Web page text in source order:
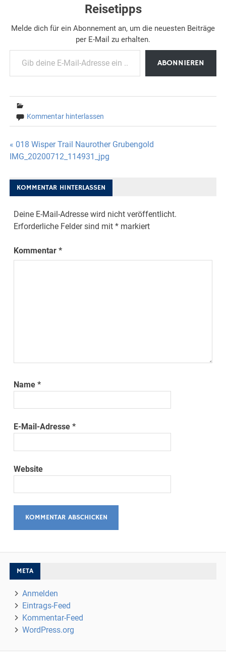
Reisetipps
Melde dich für ein Abonnement an, um die neuesten Beiträge
per E-Mail zu erhalten.
Gib deine E-Mail-Adresse ein ...
ABONNIEREN
Kommentar hinterlassen
Beitragsnavigation
« 018 Wisper Trail Naurother Grubengold
IMG_20200712_114931_jpg
KOMMENTAR HINTERLASSEN
Deine E-Mail-Adresse wird nicht veröffentlicht.
Erforderliche Felder sind mit* markiert
Kommentar*
Name*
E-Mail-Adresse*
Website
META
Anmelden
Eintrags-Feed
Kommentar-Feed
WordPress.org